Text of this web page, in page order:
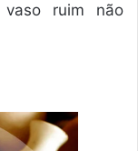
vaso ruim não